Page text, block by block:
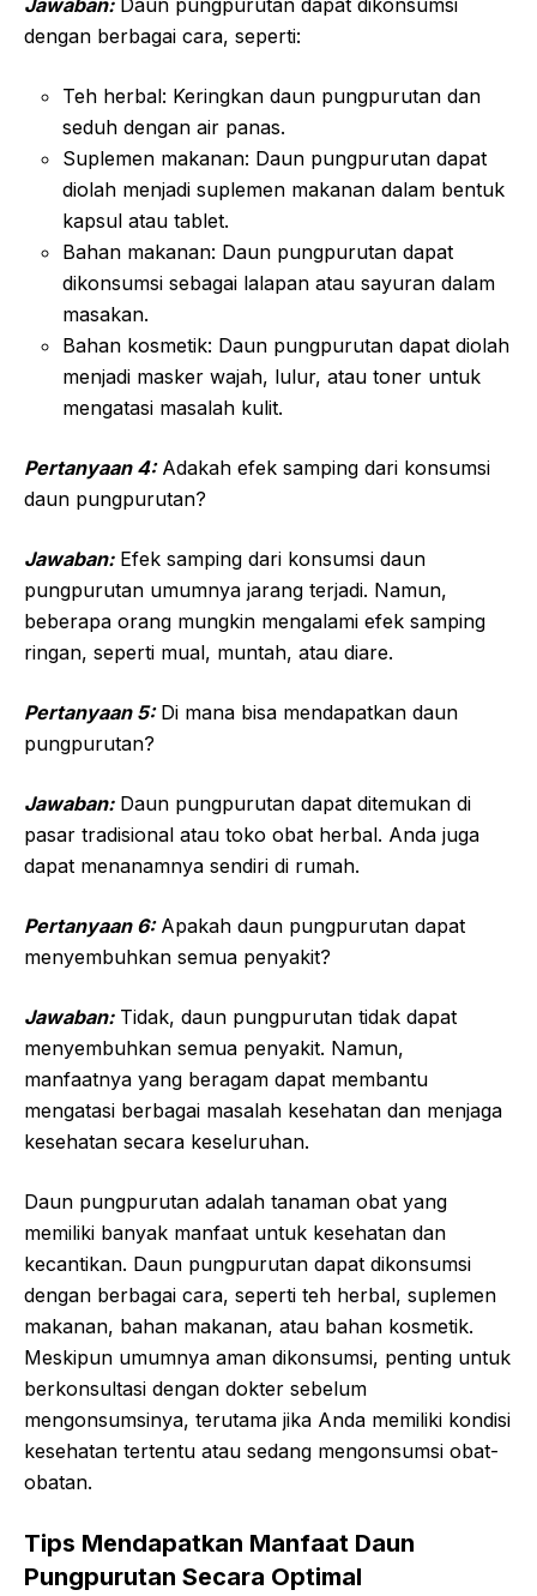
Jawaban:Daun pungpurutan dapat dikonsumsi
dengan berbagai cara, seperti:
Teh herbal: Keringkan daun pungpurutan dan
seduh dengan air panas.
Suplemen makanan: Daun pungpurutan dapat
diolah menjadi suplemen makanan dalam bentuk
kapsul atau tablet.
Bahan makanan: Daun pungpurutan dapat
dikonsumsi sebagai lalapan atau sayuran dalam
masakan.
Bahan kosmetik: Daun pungpurutan dapat diolah
menjadi masker wajah, lulur, atau toner untuk
mengatasi masalah kulit.
Pertanyaan 4:Adakah efek samping dari konsumsi
daun pungpurutan?
Jawaban:Efek samping dari konsumsi daun
pungpurutan umumnya jarang terjadi. Namun,
beberapa orang mungkin mengalami efek samping
ringan, seperti mual, muntah, atau diare.
Pertanyaan 5:Di mana bisa mendapatkan daun
pungpurutan?
Jawaban:Daun pungpurutan dapat ditemukan di
pasar tradisional atau toko obat herbal. Anda juga
dapat menanamnya sendiri di rumah.
Pertanyaan 6:Apakah daun pungpurutan dapat
menyembuhkan semua penyakit?
Jawaban:Tidak, daun pungpurutan tidak dapat
menyembuhkan semua penyakit. Namun,
manfaatnya yang beragam dapat membantu
mengatasi berbagai masalah kesehatan dan menjaga
kesehatan secara keseluruhan.
Daun pungpurutan adalah tanaman obat yang
memiliki banyak manfaat untuk kesehatan dan
kecantikan. Daun pungpurutan dapat dikonsumsi
dengan berbagai cara, seperti teh herbal, suplemen
makanan, bahan makanan, atau bahan kosmetik.
Meskipun umumnya aman dikonsumsi, penting untuk
berkonsultasi dengan dokter sebelum
mengonsumsinya, terutama jika Anda memiliki kondisi
kesehatan tertentu atau sedang mengonsumsi obat-
obatan.
Tips Mendapatkan Manfaat Daun
Pungpurutan Secara Optimal